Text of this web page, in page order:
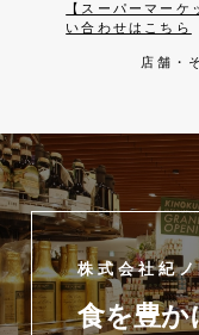
【スーパーマー
い合わせはこちら
店舗・
株式会社紀
食を豊か